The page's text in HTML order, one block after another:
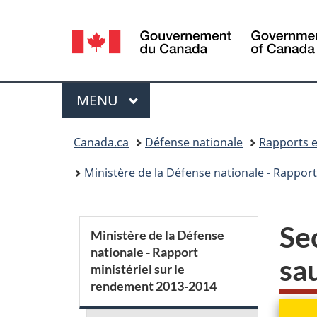
Sélection
de
la
langue
Menu
MENU PRINCIPAL
Canada.ca Défense nationale Rapports
Ministère de la Défense nationale -
c
Ministère de la Défense
nationale - Rapport
ministériel sur le
rendement 2013-2014